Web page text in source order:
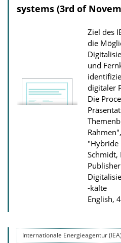
systems (3rd of
Ziel des
die
und
digitaler
Die
"Hybride
Schmidt,
-kälte
English,
Internationale Energieagentur (IEA)